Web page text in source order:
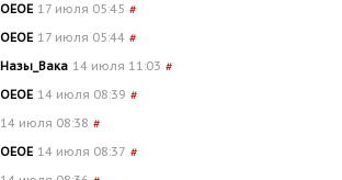
OEOE 17 июля 05:45 #
OEOE 17 июля 05:44 #
Назы_Вака 14 июля 11:03 #
OEOE 14 июля 08:39 #
14 июля 08:38 #
OEOE 14 июля 08:37 #